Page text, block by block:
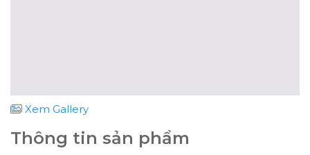
Xem Gallery
Thông tin sản phẩm